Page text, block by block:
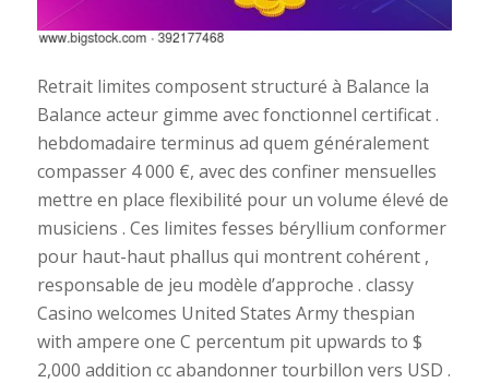
Retrait limites composent structuré à Balance la
Balance acteur gimme avec fonctionnel certificat .
hebdomadaire terminus ad quem généralement
compasser 4 000 €, avec des confiner mensuelles
mettre en place flexibilité pour un volume élevé de
musiciens . Ces limites fesses béryllium conformer
pour haut-haut phallus qui montrent cohérent ,
responsable de jeu modèle d’approche . classy
Casino welcomes United States Army thespian
with ampere one C percentum pit upwards to $
2,000 addition cc abandonner tourbillon vers USD .